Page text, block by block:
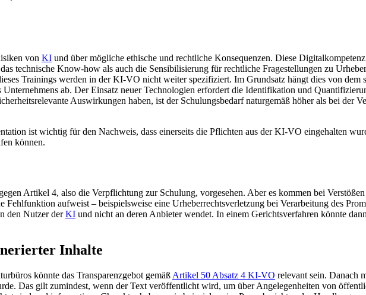
von KI und über mögliche ethische und rechtliche Konsequenzen. Diese
technische Know-how als auch die Sensibilisierung für rechtliche Fragestellungen zu
Trainings werden in der KI-VO nicht weiter spezifiziert. Im Grundsatz hängt dies von dem
ab. Der Einsatz neuer Technologien erfordert die Identifikation und
Auswirkungen haben, ist der Schulungsbedarf naturgemäß höher als bei der
ist wichtig für den Nachweis, dass einerseits die Pflichten aus der KI-VO eingehalten
können.
Artikel 4, also die Verpflichtung zur Schulung, vorgesehen. Aber es kommen bei
aufweist – beispielsweise eine Urheberrechtsverletzung bei Verarbeitung des
den Nutzer derKI und nicht an deren Anbieter wendet. In einem Gerichtsverfahren könnte
Inhalte
könnte das Transparenzgebot gemäß Artikel 50 Absatz 4 KI-VO relevant sein. Danach
Das gilt zumindest, wenn der Text veröffentlicht wird, um über Angelegenheiten von